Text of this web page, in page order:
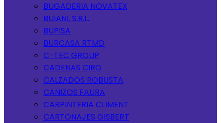
BUGADERIA NOVATEX
BUIANI, S.R.L.
BUPISA
BURCASA RTMD
C-TEC GROUP
CADENAS CIRO
CALZADOS ROBUSTA
CANIZOS FAURA
CARPINTERIA CLIMENT
CARTONAJES GISBERT